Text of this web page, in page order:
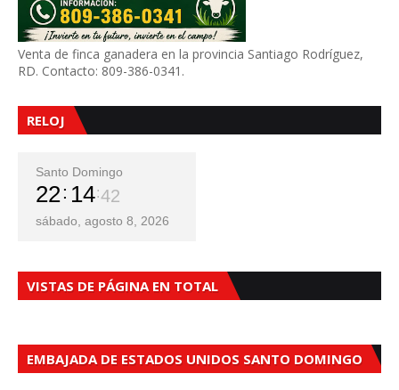
Venta de finca ganadera en la provincia Santiago Rodríguez,
RD. Contacto: 809-386-0341.
RELOJ
Santo Domingo
22 14 44
sábado, agosto 8, 2026
VISTAS DE PÁGINA EN TOTAL
EMBAJADA DE ESTADOS UNIDOS SANTO DOMINGO